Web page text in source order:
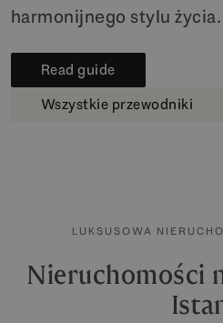
harmonijnego stylu życia.
Read guide
Wszystkie przewodniki
LUKSUSOWA
Nieruchomości